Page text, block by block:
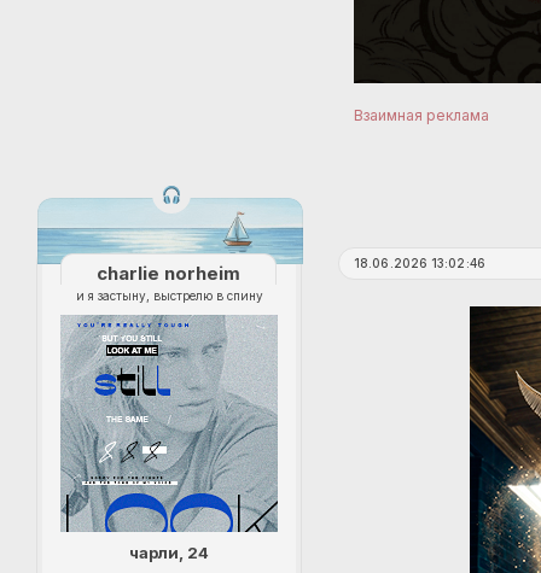
Взаимная реклама
18.06.2026 13:02:46
charlie norheim
и я застыну, выстрелю в спину
чарли, 24